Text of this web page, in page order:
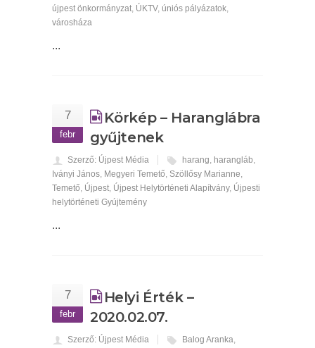
újpest önkormányzat, ÚKTV, úniós pályázatok,
városháza
...
7
febr
Körkép – Haranglábra
gyűjtenek
Szerző: Újpest Média harang, harangláb,
Iványi János, Megyeri Temető, Szöllősy Marianne,
Temető, Újpest, Újpest Helytörténeti Alapítvány, Újpesti
helytörténeti Gyújtemény
...
7
febr
Helyi Érték –
2020.02.07.
Szerző: Újpest Média Balog Aranka,